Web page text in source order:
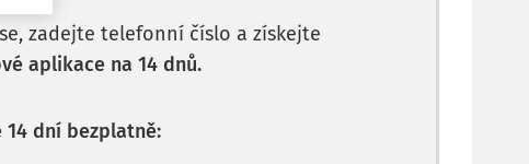
zadejte telefonní číslo a získejte
aplikace na 14 dnů.
14 dní bezplatně: